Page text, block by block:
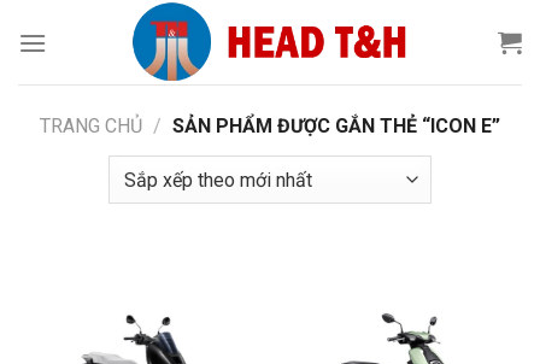
đến
TRANG CHỦ / SẢN PHẨM ĐƯỢC GẮN THẺ “ICON E”